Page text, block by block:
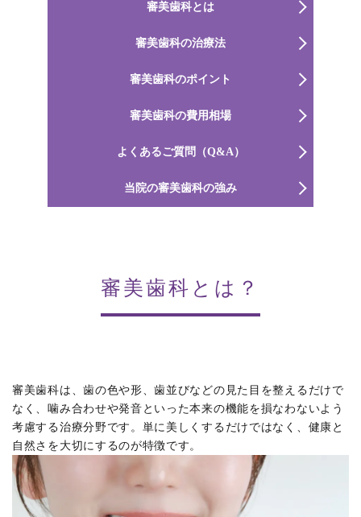
審美歯科とは
審美歯科の治療法
審美歯科のポイント
審美歯科の費用相場
よくあるご質問（Q&A）
当院の審美歯科の強み
審美歯科とは？
審美歯科は、歯の色や形、歯並びなどの見た目を整えるだけで
なく、噛み合わせや発音といった本来の機能を損なわないよう
考慮する治療分野です。単に美しくするだけではなく、健康と
自然さを大切にするのが特徴です。